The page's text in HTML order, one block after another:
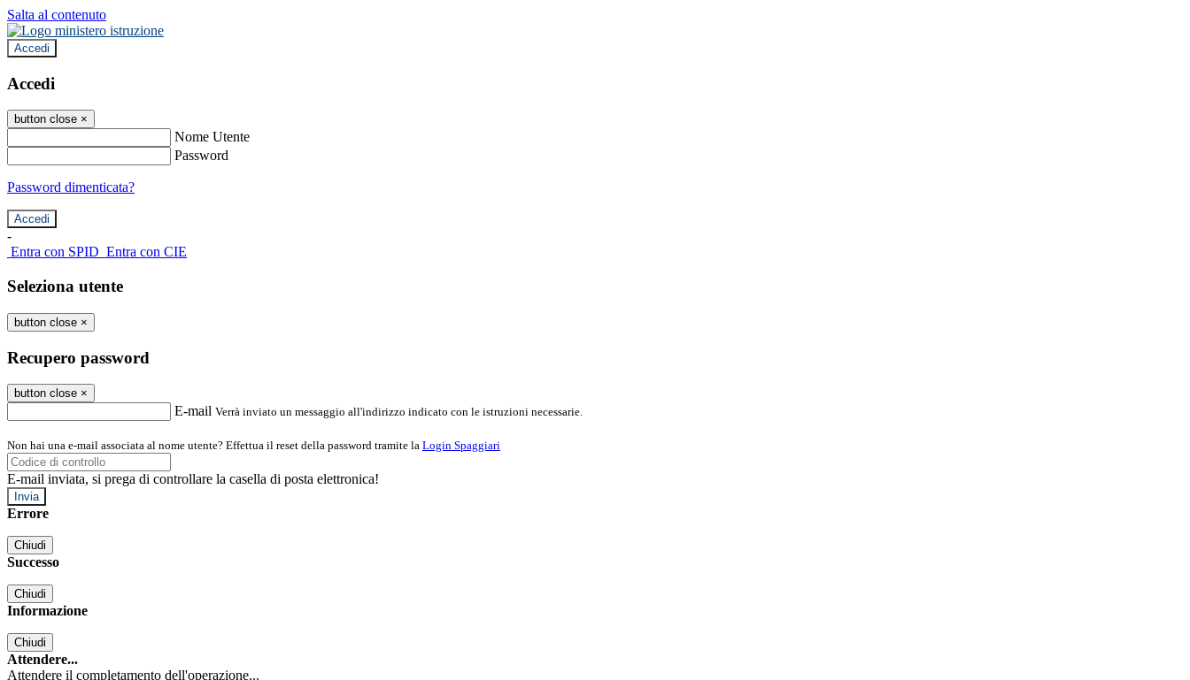
Salta al contenuto
Accedi
Accedi
button close ×
Nome Utente
Password
Password dimenticata?
-
Entra con SPID Entra con CIE
Seleziona utente
button close ×
Recupero password
button close ×
E-mail Verrà inviato un messaggio all'indirizzo indicato con le istruzioni necessarie.
Non hai una e-mail associata al nome utente? Effettua il reset della password tramite la Login Spaggiari
E-mail inviata, si prega di controllare la casella di posta elettronica!
Errore
Chiudi
Successo
Chiudi
Informazione
Chiudi
Attendere...
Attendere il completamento dell'operazione...